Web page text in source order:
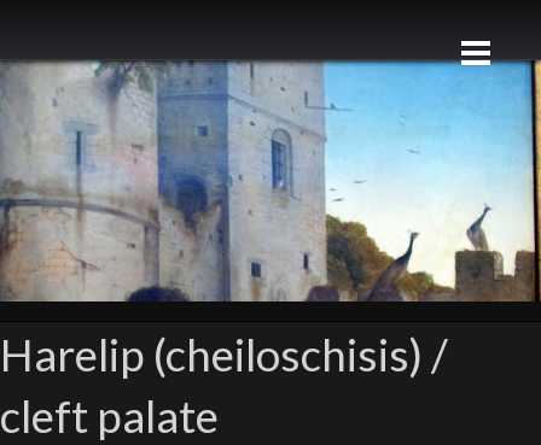
Harelip (cheiloschisis) /
cleft palate